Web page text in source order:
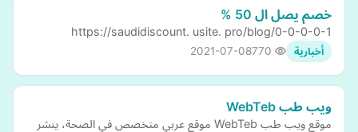
خصم يصل ال 50 %
https://saudidiscount. usite. pro/blog/0-0-0-0-1
أخبارية 2021-07-08
ويب طب WebTeb
موقع ويب طب WebTeb موقع عربي متخصص في الصحة، ينشر